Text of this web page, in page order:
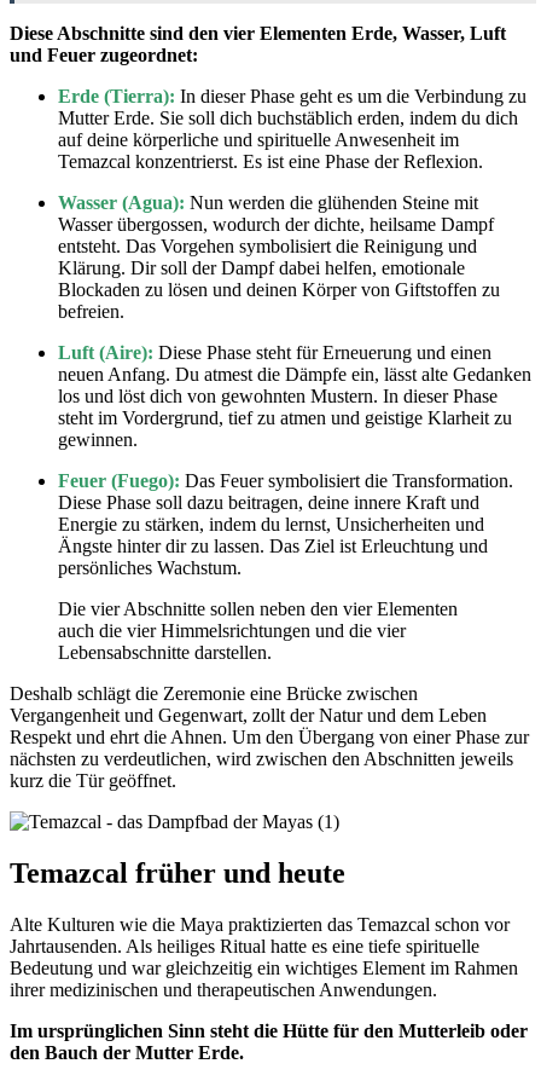
Diese Abschnitte sind den vier Elementen Erde, Wasser, Luft
und Feuer zugeordnet:
Erde (Tierra): In dieser Phase geht es um die Verbindung zu
Mutter Erde. Sie soll dich buchstäblich erden, indem du dich
auf deine körperliche und spirituelle Anwesenheit im
Temazcal konzentrierst. Es ist eine Phase der Reflexion.
Wasser (Agua): Nun werden die glühenden Steine mit
Wasser übergossen, wodurch der dichte, heilsame Dampf
entsteht. Das Vorgehen symbolisiert die Reinigung und
Klärung. Dir soll der Dampf dabei helfen, emotionale
Blockaden zu lösen und deinen Körper von Giftstoffen zu
befreien.
Luft (Aire): Diese Phase steht für Erneuerung und einen
neuen Anfang. Du atmest die Dämpfe ein, lässt alte Gedanken
los und löst dich von gewohnten Mustern. In dieser Phase
steht im Vordergrund, tief zu atmen und geistige Klarheit zu
gewinnen.
Feuer (Fuego): Das Feuer symbolisiert die Transformation.
Diese Phase soll dazu beitragen, deine innere Kraft und
Energie zu stärken, indem du lernst, Unsicherheiten und
Ängste hinter dir zu lassen. Das Ziel ist Erleuchtung und
persönliches Wachstum.
Die vier Abschnitte sollen neben den vier Elementen
auch die vier Himmelsrichtungen und die vier
Lebensabschnitte darstellen.
Deshalb schlägt die Zeremonie eine Brücke zwischen
Vergangenheit und Gegenwart, zollt der Natur und dem Leben
Respekt und ehrt die Ahnen. Um den Übergang von einer Phase zur
nächsten zu verdeutlichen, wird zwischen den Abschnitten jeweils
kurz die Tür geöffnet.
Temazcal früher und heute
Alte Kulturen wie die Maya praktizierten das Temazcal schon vor
Jahrtausenden. Als heiliges Ritual hatte es eine tiefe spirituelle
Bedeutung und war gleichzeitig ein wichtiges Element im Rahmen
ihrer medizinischen und therapeutischen Anwendungen.
Im ursprünglichen Sinn steht die Hütte für den Mutterleib oder
den Bauch der Mutter Erde.